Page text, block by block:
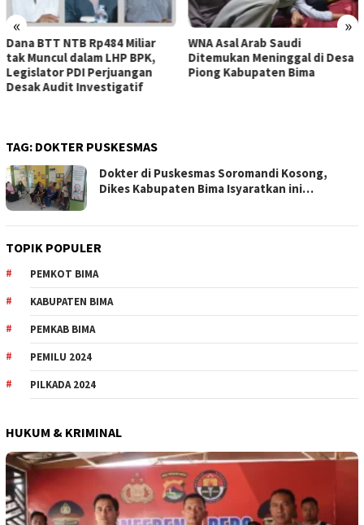
« »
WNA Asal Arab Saudi
Ditemukan Meninggal di Desa
Piong Kabupaten Bima
Sejumlah Pekerja Dapur MBG
di Kabupaten Bima Dilaporkan
Positif Hepatitis, Puskesmas
TAG: DOKTER PUSKESMAS
Dokter di Puskesmas Soromandi Kosong,
Dikes Kabupaten Bima Isyaratkan ini…
TOPIK POPULER
PEMKOT BIMA
KABUPATEN BIMA
PEMKAB BIMA
PEMILU 2024
PILKADA 2024
HUKUM & KRIMINAL